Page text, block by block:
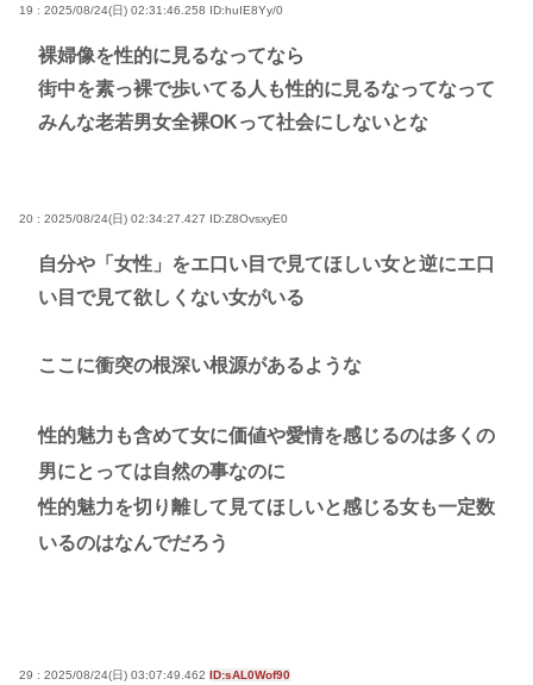
19 : 2025/08/24(日) 02:31:46.258 ID:huIE8Yy/0
裸婦像を性的に見るなってなら
街中を素っ裸で歩いてる人も性的に見るなってなって
みんな老若男女全裸OKって社会にしないとな
20 : 2025/08/24(日) 02:34:27.427 ID:Z8OvsxyE0
自分や「女性」をエ口い目で見てほしい女と逆にエ口
い目で見て欲しくない女がいる
ここに衝突の根深い根源があるような
性的魅力も含めて女に価値や愛情を感じるのは多くの
男にとっては自然の事なのに
性的魅力を切り離して見てほしいと感じる女も一定数
いるのはなんでだろう
29 : 2025/08/24(日) 03:07:49.462 ID:sAL0Wof90